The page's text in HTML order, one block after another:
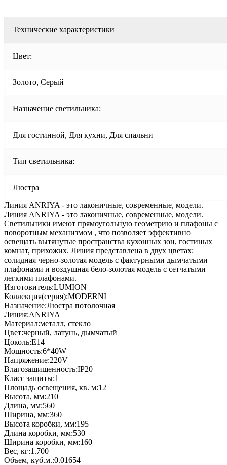
Технические характеристики
Цвет:
Золото, Серый
Назначение светильника:
Для гостинной, Для кухни, Для спальни
Тип светильника:
Люстра
Линия ANRIYA - это лаконичные, современные, модели.
Линия ANRIYA - это лаконичные, современные, модели.
Светильники имеют прямоугольную геометрию и плафоны с
поворотным механизмом , что позволяет эффективно
освещать вытянутые пространства кухонных зон, гостиных
комнат, прихожих. Линия представлена в двух цветах:
солидная черно-золотая модель с фактурными дымчатыми
плафонами и воздушная бело-золотая модель с сетчатыми
легкими плафонами.
Изготовитель:LUMION
Коллекция(серия):MODERNI
Назначение:Люстра потолочная
Линия:ANRIYA
Материал:металл, стекло
Цвет:черный, латунь, дымчатый
Цоколь:E14
Мощность:6*40W
Напряжение:220V
Влагозащищенность:IP20
Класс защиты:1
Площадь освещения, кв. м:12
Высота, мм:210
Длина, мм:560
Ширина, мм:360
Высота коробки, мм:195
Длина коробки, мм:530
Ширина коробки, мм:160
Вес, кг:1.700
Объем, куб.м.:0.01654